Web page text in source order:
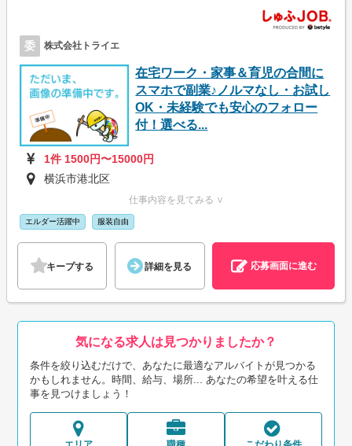
委 株式会社トライエ
在宅ワーク・家事＆育児の合間に
スマホで副業♪ノルマなし・お試し
OK・未経験でも安心のフォロー
付！選べる...
1件 1500円〜15000円
横浜市港北区
仕事内容を見てみる ∨
エルダー活躍中 服装自由
キープする 詳細を見る 応募画面に進む
気になる求人は見つかりましたか？
条件を絞り込むだけで、あなたに最適なアルバイトが見つかる
かもしれません。時間、給与、場所... あなたの希望を叶える仕
事を見つけましょう！